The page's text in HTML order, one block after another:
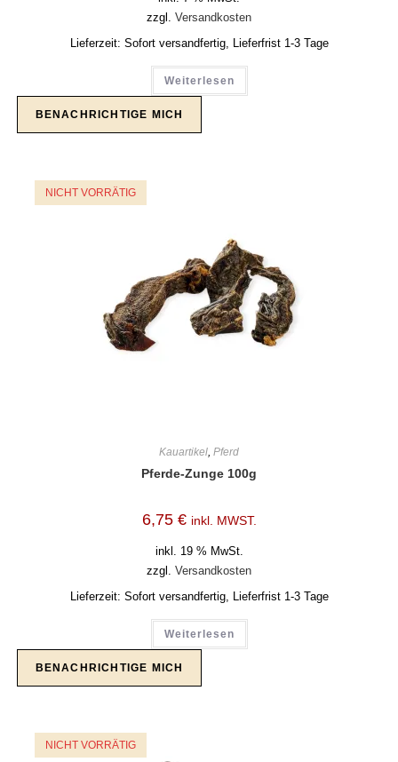
zzgl. Versandkosten
Lieferzeit: Sofort versandfertig, Lieferfrist 1-3 Tage
Weiterlesen
NICHT VORRÄTIG
Kauartikel Pferd
Pferde-Zunge 100g
6,75 € inkl. MWST.
inkl. 19 % MwSt.
zzgl. Versandkosten
Lieferzeit: Sofort versandfertig, Lieferfrist 1-3 Tage
Weiterlesen
NICHT VORRÄTIG